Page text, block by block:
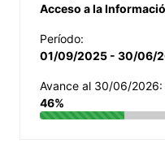
Acceso a la
Período:
01/09/2025 - 30/06/
Avance al 30/06/2026:
46%